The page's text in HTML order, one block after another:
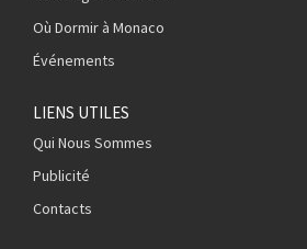
Où Dormir à Monaco
Événements
LIENS UTILES
Qui Nous Sommes
Publicité
Contacts